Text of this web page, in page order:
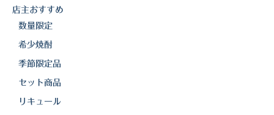
田崎酒造
三和酒類
店主おすすめ
数量限定
希少焼酎
季節限定品
セット商品
リキュール